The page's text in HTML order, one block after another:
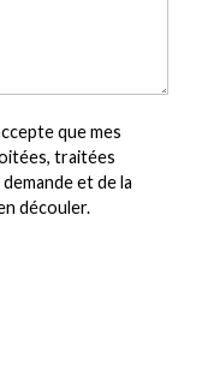
que mes
traitées
et de la
découler.